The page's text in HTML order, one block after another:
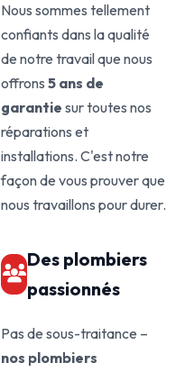
Nous sommes tellement
confiants dans la qualité
de notre travail que nous
offrons 5 ans de
garantie sur toutes nos
réparations et
installations. C'est notre
façon de vous prouver que
nous travaillons pour durer.
Des plombiers
passionnés
Pas de sous-traitance –
nos plombiers